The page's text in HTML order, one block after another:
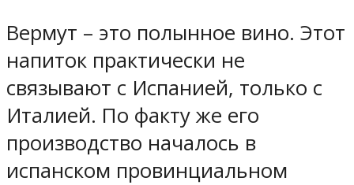
Вермут – это полынное вино. Этот
напиток практически не
связывают с Испанией, только с
Италией. По факту же его
производство началось в
испанском провинциальном